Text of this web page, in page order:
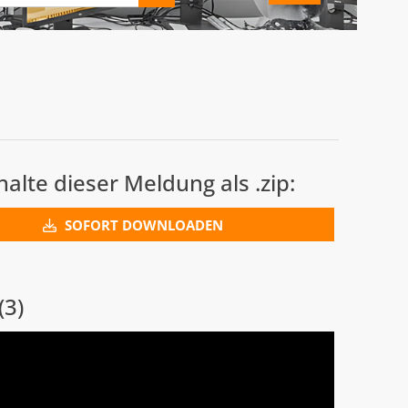
dieser Meldung als .zip:
SOFORT DOWNLOADEN